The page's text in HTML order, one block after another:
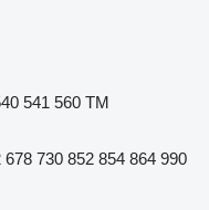
541 560 TM
678 730 852 854 864 990